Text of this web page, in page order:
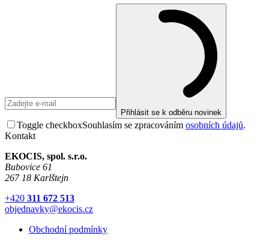
Přihlásit se k odběru novinek
Toggle checkboxSouhlasím se zpracováním osobních údajů.
Kontakt
EKOCIS, spol. s.r.o.
Bubovice 61
267 18 Karlštejn
+420 311 672 513
objednavky@ekocis.cz
Obchodní podmínky